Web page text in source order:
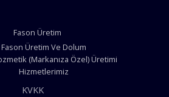
Fason Üretim
Fason Üretim Ve Dolum
(Markanıza Özel) Üretimi
Hizmetlerimiz
KVKK